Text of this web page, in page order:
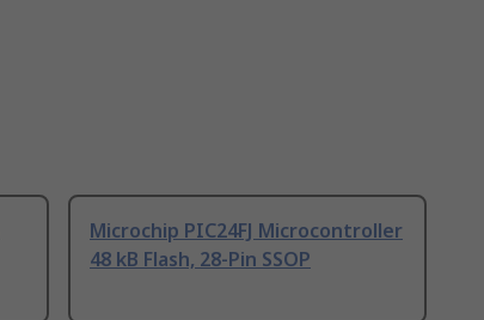
Microchip PIC24FJ Microcontroller
48 kB Flash, 28-Pin SSOP